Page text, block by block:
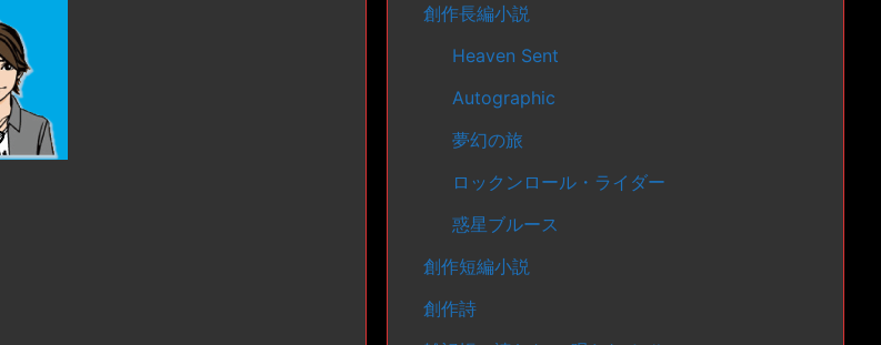
創作長編小説
Heaven Sent
Autographic
夢幻の旅
ロックンロール・ライダー
惑星ブルース
創作短編小説
創作詩